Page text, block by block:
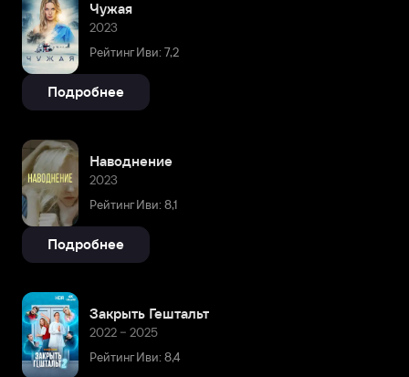
Чужая
2023
Рейтинг Иви: 7,2
Подробнее
Наводнение
2023
Рейтинг Иви: 8,1
Подробнее
Закрыть Гештальт
2022 – 2025
Рейтинг Иви: 8,4